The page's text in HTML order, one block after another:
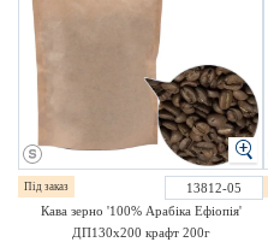
Під заказ
13812-05
Кава зерно '100% Арабіка Ефіопія'
ДП130х200 крафт 200г